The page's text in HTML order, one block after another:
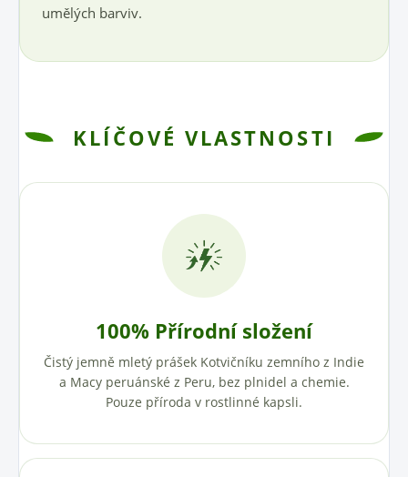
umělých barviv.
KLÍČOVÉ VLASTNOSTI
100% Přírodní složení
Čistý jemně mletý prášek Kotvičníku zemního z Indie
a Macy peruánské z Peru, bez plnidel a chemie.
Pouze příroda v rostlinné kapsli.